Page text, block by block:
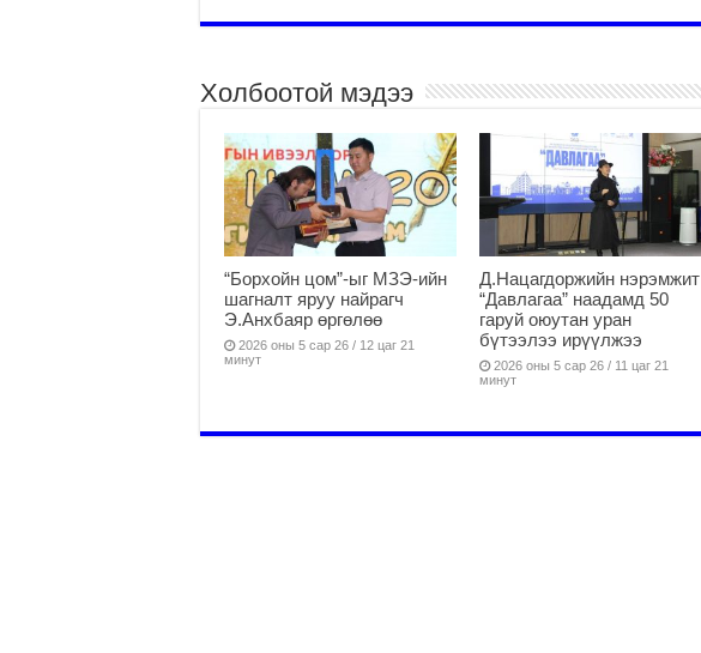
Холбоотой мэдээ
“Борхойн цом”-ыг МЗЭ-ийн
шагналт яруу найрагч
Э.Анхбаяр өргөлөө
2026 оны 5 сар 26 / 12 цаг 21
минут
Д.Нацагдоржийн нэрэмжит
“Давлагаа” наадамд 50
гаруй оюутан уран
бүтээлээ ирүүлжээ
2026 оны 5 сар 26 / 11 цаг 21
минут